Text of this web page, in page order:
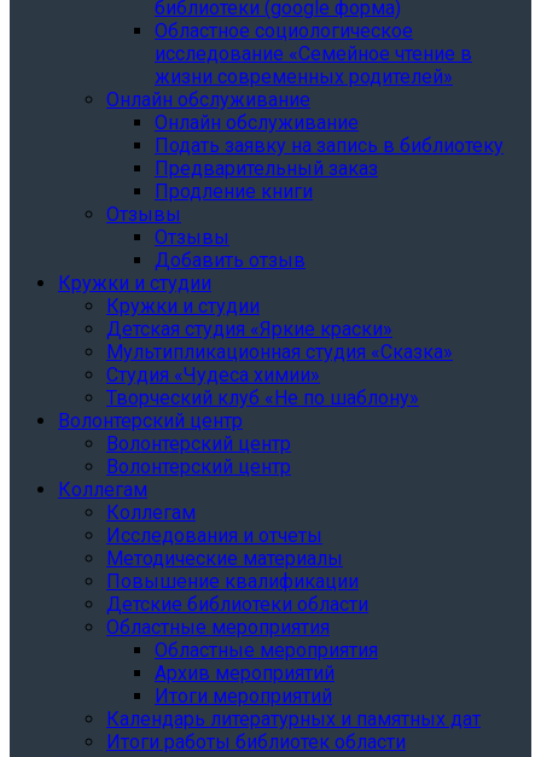
библиотеки (google форма)
Областное социологическое
исследование «Семейное чтение в
жизни современных родителей»
Онлайн обслуживание
Онлайн обслуживание
Подать заявку на запись в библиотеку
Предварительный заказ
Продление книги
Отзывы
Отзывы
Добавить отзыв
Кружки и студии
Кружки и студии
Детская студия «Яркие краски»
Мультипликационная студия «Сказка»
Студия «Чудеса химии»
Творческий клуб «Не по шаблону»
Волонтерский центр
Волонтерский центр
Волонтерский центр
Коллегам
Коллегам
Исследования и отчеты
Методические материалы
Повышение квалификации
Детские библиотеки области
Областные мероприятия
Областные мероприятия
Архив мероприятий
Итоги мероприятий
Календарь литературных и памятных дат
Итоги работы библиотек области